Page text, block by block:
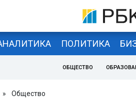
ПОЛИТИКА
ОБЩЕСТВО
» Общество